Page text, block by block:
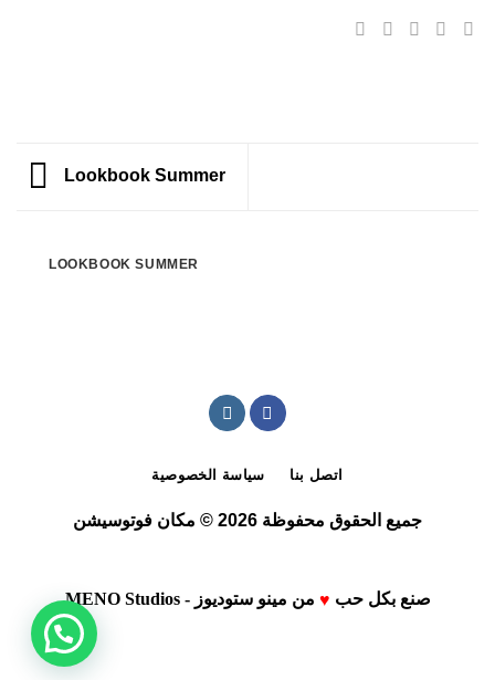
Lookbook Summer
LOOKBOOK SUMMER
اتصل بنا سياسة الخصوصية
جميع الحقوق محفوظة 2026 © مكان فوتوسيشن
صنع بكل حب ♥ من مينو ستوديوز - MENO Studios